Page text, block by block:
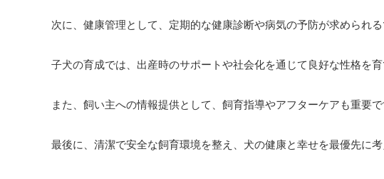
次に、健康管理として、定期的な健康診断や病気の予防が求められる
子犬の育成では、出産時のサポートや社会化を通じて良好な性格を育
また、飼い主への情報提供として、飼育指導やアフターケアも重要で
最後に、清潔で安全な飼育環境を整え、犬の健康と幸せを最優先に考